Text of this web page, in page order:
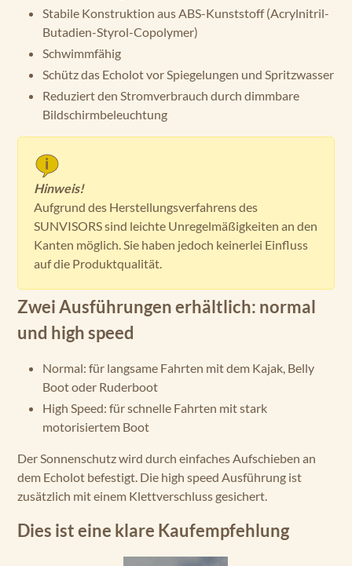
Stabile Konstruktion aus ABS-Kunststoff (Acrylnitril-
Butadien-Styrol-Copolymer)
Schwimmfähig
Schütz das Echolot vor Spiegelungen und Spritzwasser
Reduziert den Stromverbrauch durch dimmbare
Bildschirmbeleuchtung
Hinweis!
Aufgrund des Herstellungsverfahrens des
SUNVISORS sind leichte Unregelmäßigkeiten an den
Kanten möglich. Sie haben jedoch keinerlei Einfluss
auf die Produktqualität.
Zwei Ausführungen erhältlich: normal
und high speed
Normal: für langsame Fahrten mit dem Kajak, Belly
Boot oder Ruderboot
High Speed: für schnelle Fahrten mit stark
motorisiertem Boot
Der Sonnenschutz wird durch einfaches Aufschieben an
dem Echolot befestigt. Die high speed Ausführung ist
zusätzlich mit einem Klettverschluss gesichert.
Dies ist eine klare Kaufempfehlung